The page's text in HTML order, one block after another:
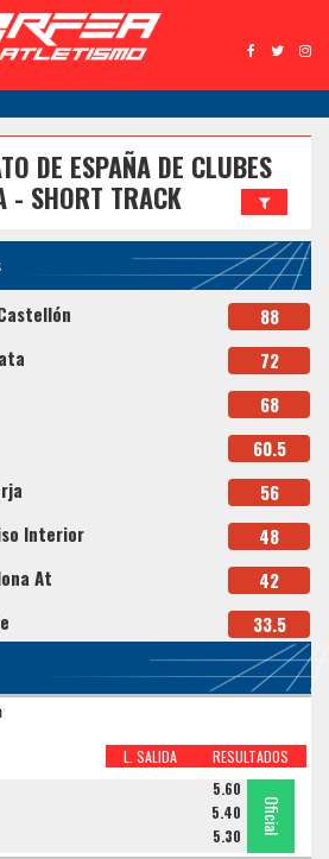
DE ESPAÑA DE CLUBES
- SHORT TRACK
88
72
68
60.5
56
Interior 48
At 42
33.5
L. SALIDA RESULTADOS
5.60
Oficial
5.40 Oficial
5.30
Oficial